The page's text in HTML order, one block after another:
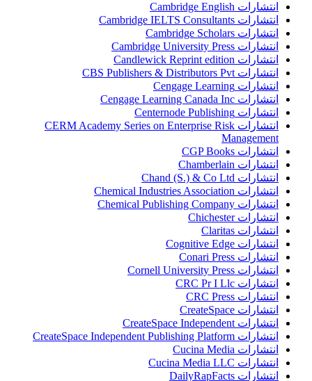
انتشارات Cambridge English
انتشارات Cambridge IELTS Consultants
انتشارات Cambridge Scholars
انتشارات Cambridge University Press
انتشارات Candlewick Reprint edition
انتشارات CBS Publishers & Distributors Pvt
انتشارات Cengage Learning
انتشارات Cengage Learning Canada Inc
انتشارات Centernode Publishing
انتشارات CERM Academy Series on Enterprise Risk
Management
انتشارات CGP Books
انتشارات Chamberlain
انتشارات Chand (S.) & Co Ltd
انتشارات Chemical Industries Association
انتشارات Chemical Publishing Company
انتشارات Chichester
انتشارات Claritas
انتشارات Cognitive Edge
انتشارات Conari Press
انتشارات Cornell University Press
انتشارات CRC Pr I Llc
انتشارات CRC Press
انتشارات CreateSpace
انتشارات CreateSpace Independent
انتشارات CreateSpace Independent Publishing Platform
انتشارات Cucina Media
انتشارات Cucina Media LLC
انتشارات DailyRapFacts